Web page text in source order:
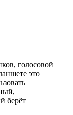
голосовой
это
берёт